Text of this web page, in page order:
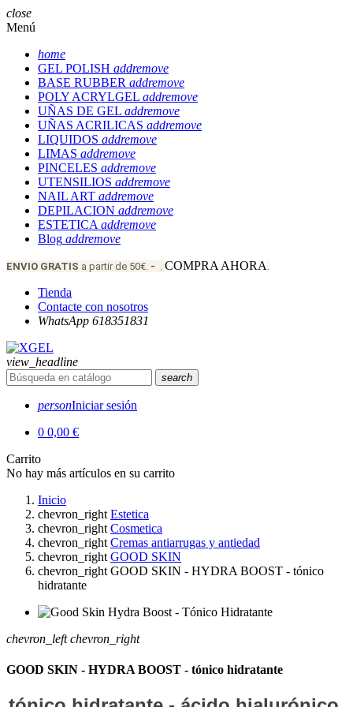
close
Menú
home
GEL POLISH addremove
BASE RUBBER addremove
POLY ACRYLGEL addremove
UÑAS DE GEL addremove
UÑAS ACRILICAS addremove
LIQUIDOS addremove
LIMAS addremove
PINCELES addremove
UTENSILIOS addremove
NAIL ART addremove
DEPILACION addremove
ESTETICA addremove
Blog addremove
ENVIO GRATIS a partir de 50€. - . COMPRA AHORA .
Tienda
Contacte con nosotros
WhatsApp 618351831
view_headline
search
personIniciar sesión
0 0,00 €
Carrito
No hay más artículos en su carrito
Inicio
chevron_right Estetica
chevron_right Cosmetica
chevron_right Cremas antiarrugas y antiedad
chevron_right GOOD SKIN
chevron_right GOOD SKIN - HYDRA BOOST - tónico
hidratante
chevron_left chevron_right
GOOD SKIN - HYDRA BOOST - tónico hidratante